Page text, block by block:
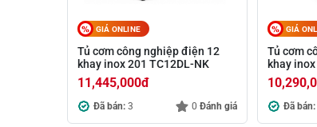
GIÁ ONLINE
Tủ cơm công nghiệp điện 12
khay inox 201 TC12DL-NK
11,445,000đ
Đã bán: 3 0 Đánh giá
GIÁ
Tủ cơm
khay
Đã bán: